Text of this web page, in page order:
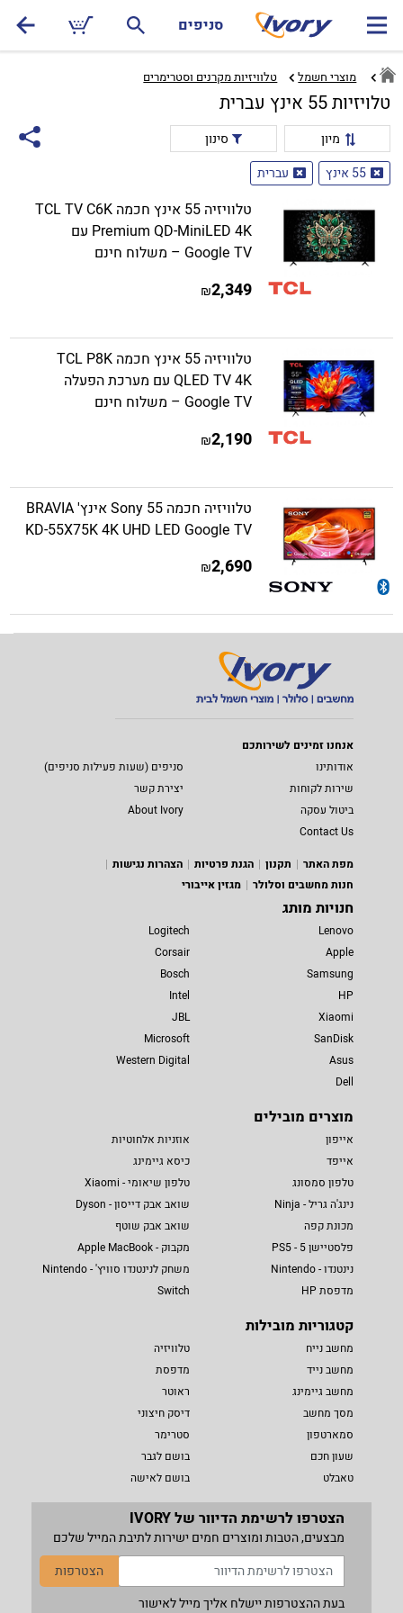
סניפים
מוצרי חשמל טלוויזיות מקרנים וסטרימרים‏
טלויזיות 55 אינץ עברית
מיון
סינון
55 אינץ
עברית
טלוויזיה 55 אינץ חכמה TCL TV C6K
Premium QD-MiniLED 4K עם
Google TV – משלוח חינם
2,349
₪
טלוויזיה 55 אינץ חכמה TCL P8K
QLED TV 4K עם מערכת הפעלה
Google TV – משלוח חינם
2,190
₪
טלוויזיה חכמה Sony 55 אינץ' BRAVIA
KD-55X75K 4K UHD LED Google TV
2,690
₪
אנחנו זמינים לשירותכם
אודותינו
סניפים (שעות פעילות סניפים)
שירות לקוחות
יצירת קשר
ביטול עסקה
About Ivory
Contact Us
מפת האתר
תקנון הגנת פרטיות
הצהרות נגישות
חנות מחשבים וסלולר
מגזין אייבורי
חנויות מותג
Lenovo
Apple
Samsung
HP
Xiaomi
SanDisk
Asus
Dell
Logitech
Corsair
Bosch
Intel
JBL
Microsoft
Western Digital
מוצרים מובילים
אייפון
אייפד
טלפון סמסונג
נינג'ה גריל - Ninja
מכונת קפה
פלסטיישן 5 - PS5
נינטנדו - Nintendo
מדפסת HP
אוזניות אלחוטיות
כיסא גיימינג
טלפון שיאומי - Xiaomi
שואב אבק דייסון - Dyson
שואב אבק שוטף
מקבוק - Apple MacBook
משחק לנינטנדו סוויץ' - Nintendo
Switch
קטגוריות מובילות
מחשב נייח
מחשב נייד
מחשב גיימינג
מסך מחשב
סמארטפון
שעון חכם
טאבלט
טלוויזיה
מדפסת
ראוטר
דיסק חיצוני
סטרימר
בושם לגבר
בושם לאישה
הצטרפו לרשימת הדיוור של IVORY
מבצעים, הטבות ומוצרים חמים ישירות לתיבת המייל שלכם
הצטרפות
בעת ההצטרפות יישלח אליך מייל לאישור